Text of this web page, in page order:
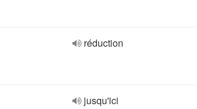
réduction
jusqu'ici